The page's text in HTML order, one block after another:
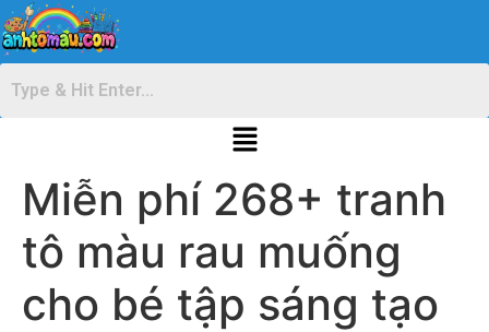
Miễn phí 268+ tranh
tô màu rau muống
cho bé tập sáng tạo